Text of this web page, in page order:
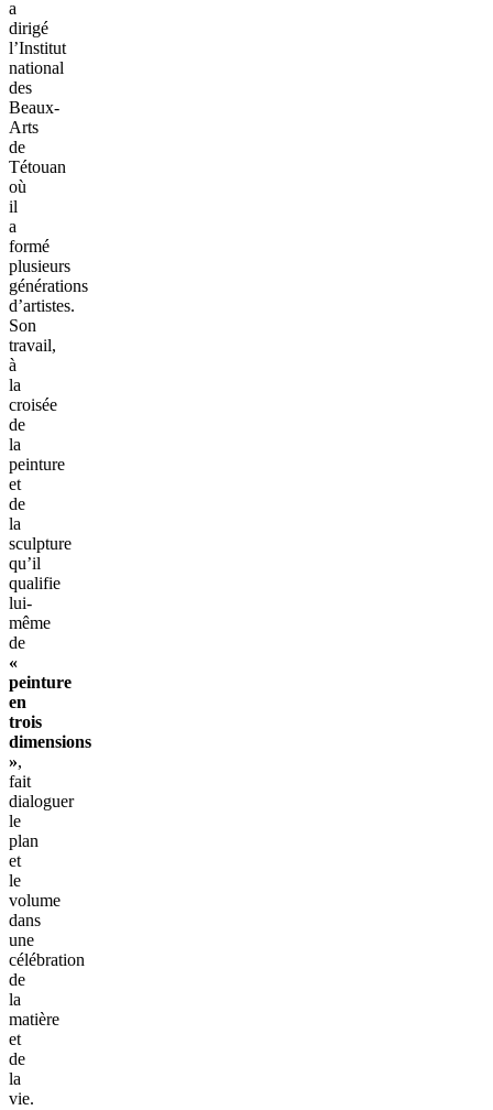
a
dirigé
l’Institut
national
des
Beaux-
Arts
de
Tétouan
où
il
a
formé
plusieurs
générations
d’artistes.
Son
travail,
à
la
croisée
de
la
peinture
et
de
la
sculpture
qu’il
qualifie
lui-
même
de
«
peinture
en
trois
dimensions
»,
fait
dialoguer
le
plan
et
le
volume
dans
une
célébration
de
la
matière
et
de
la
vie.